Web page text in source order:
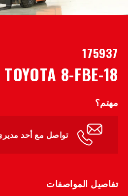
175937
TOYOTA 8-FBE-18
مهتم؟
تواصل مع أحد
تفاصيل المواصفات